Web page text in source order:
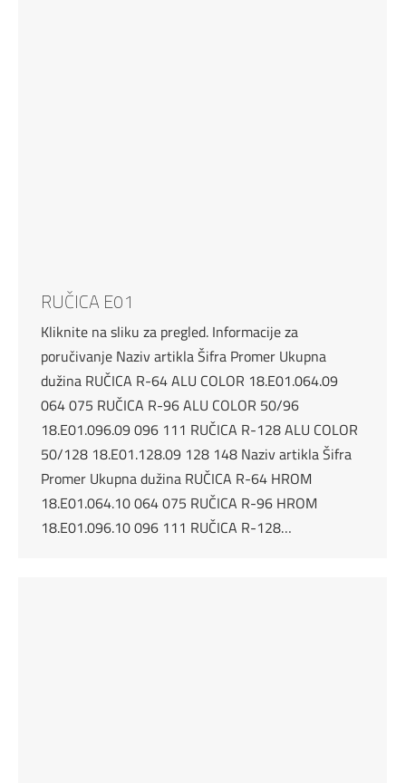
RUČICA E01
Kliknite na sliku za pregled. Informacije za
poručivanje Naziv artikla Šifra Promer Ukupna
dužina RUČICA R-64 ALU COLOR 18.E01.064.09
064 075 RUČICA R-96 ALU COLOR 50/96
18.E01.096.09 096 111 RUČICA R-128 ALU COLOR
50/128 18.E01.128.09 128 148 Naziv artikla Šifra
Promer Ukupna dužina RUČICA R-64 HROM
18.E01.064.10 064 075 RUČICA R-96 HROM
18.E01.096.10 096 111 RUČICA R-128…